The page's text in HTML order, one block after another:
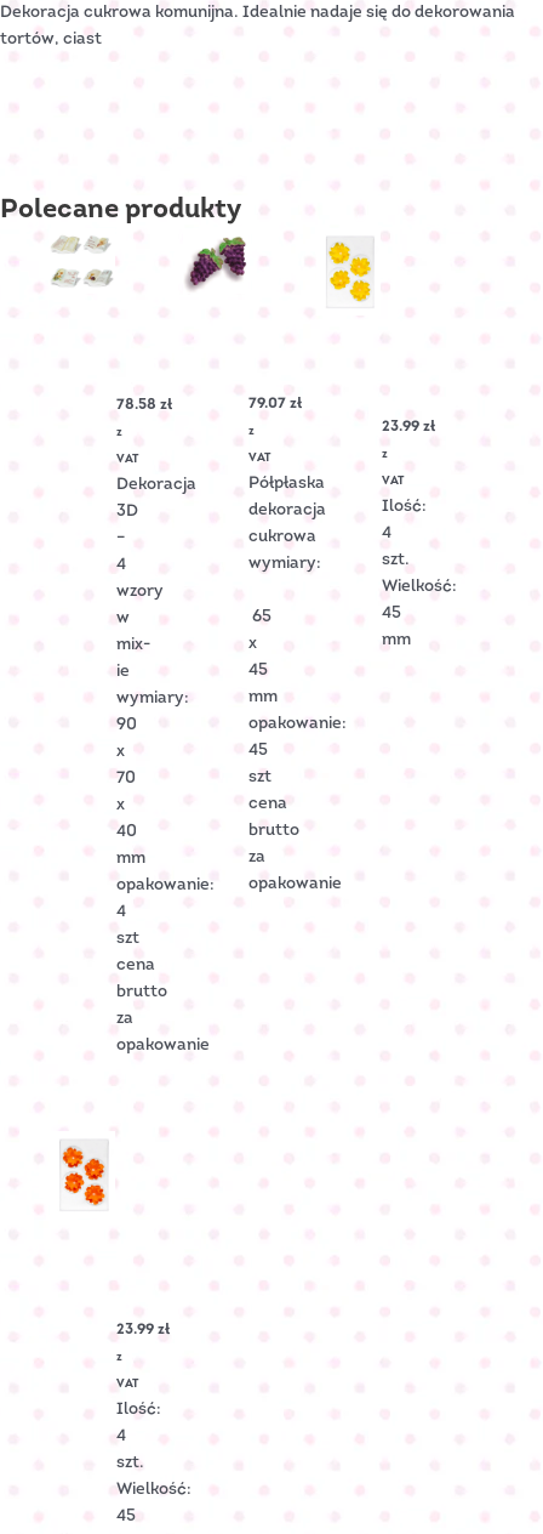
Dekoracja cukrowa komunijna. Idealnie nadaje się do dekorowania
tortów, ciast
Polecane produkty
Nr
Art.:
78.58 zł
z
VAT
Dekoracja
3D
–
4
wzory
w
mix-
ie
wymiary:
90
x
70
x
40
mm
opakowanie:
4
szt
cena
brutto
za
opakowanie
Art.:
20010
79.07zł
z
VAT
Półpłaska
dekoracja
cukrowa
wymiary:
65
x
45
mm
opakowanie:
45
szt
cena
brutto
za
opakowanie
Nr
Art.:
23.99zł
z
VAT
Ilość:
4
szt.
Wielkość:
45
mm
Nr
Art.:
23.99 zł
z
VAT
Ilość:
4
szt.
Wielkość:
45